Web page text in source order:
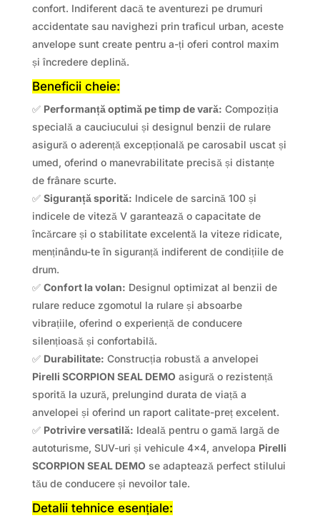
confort. Indiferent dacă te aventurezi pe drumuri
accidentate sau navighezi prin traficul urban, aceste
anvelope sunt create pentru a-ți oferi control maxim
și încredere deplină.
Beneficii cheie:
✅ Performanță optimă pe timp de vară: Compoziția
specială a cauciucului și designul benzii de rulare
asigură o aderență excepțională pe carosabil uscat și
umed, oferind o manevrabilitate precisă și distanțe
de frânare scurte.
✅ Siguranță sporită: Indicele de sarcină 100 și
indicele de viteză V garantează o capacitate de
încărcare și o stabilitate excelentă la viteze ridicate,
menținându-te în siguranță indiferent de condițiile de
drum.
✅ Confort la volan: Designul optimizat al benzii de
rulare reduce zgomotul la rulare și absoarbe
vibrațiile, oferind o experiență de conducere
silențioasă și confortabilă.
✅ Durabilitate: Construcția robustă a anvelopei
Pirelli SCORPION SEAL DEMO asigură o rezistență
sporită la uzură, prelungind durata de viață a
anvelopei și oferind un raport calitate-preț excelent.
✅ Potrivire versatilă: Ideală pentru o gamă largă de
autoturisme, SUV-uri și vehicule 4×4, anvelopa Pirelli
SCORPION SEAL DEMO se adaptează perfect stilului
tău de conducere și nevoilor tale.
Detalii tehnice esențiale: